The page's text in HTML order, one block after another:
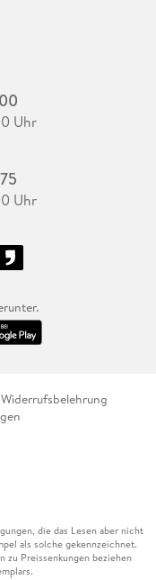
Uhr
Uhr
Widerrufsbelehrung
die das Lesen aber nicht
als solche gekennzeichnet.
zu Preissenkungen beziehen